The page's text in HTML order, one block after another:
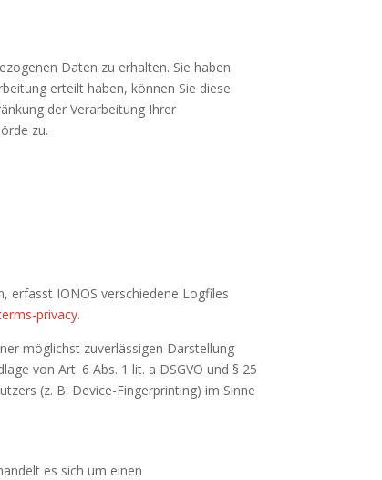
Daten zu erhalten. Sie haben
erteilt haben, können Sie diese
der Verarbeitung Ihrer
zu.
erfasst IONOS verschiedene Logfiles
privacy.
möglichst zuverlässigen Darstellung
von Art. 6 Abs. 1 lit. a DSGVO und § 25
(z. B. Device-Fingerprinting) im Sinne
es sich um einen